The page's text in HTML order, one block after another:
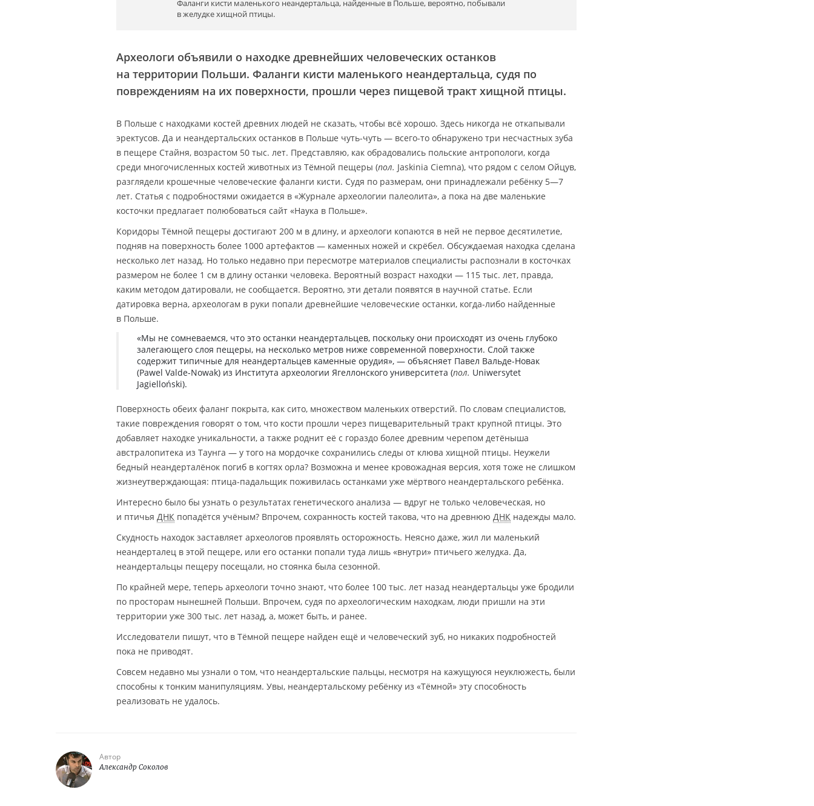
Фаланги кисти маленького неандертальца, найденные в Польше, вероятно, побывали
в желудке хищной птицы.
Археологи объявили о находке древнейших человеческих останков
на территории Польши. Фаланги кисти маленького неандертальца, судя по
повреждениям на их поверхности, прошли через пищевой тракт хищной птицы.
В Польше с находками костей древних людей не сказать, чтобы всё хорошо. Здесь никогда не откапывали
эректусов. Да и неандертальских останков в Польше чуть-чуть — всего-то обнаружено три несчастных зуба
в пещере Стайня, возрастом 50 тыс. лет. Представляю, как обрадовались польские антропологи, когда
среди многочисленных костей животных из Тёмной пещеры (пол. Jaskinia Ciemna), что рядом с селом Ойцув,
разглядели крошечные человеческие фаланги кисти. Судя по размерам, они принадлежали ребёнку 5—7
лет. Статья с подробностями ожидается в «Журнале археологии палеолита», а пока на две маленькие
косточки предлагает полюбоваться сайт «Наука в Польше».
Коридоры Тёмной пещеры достигают 200 м в длину, и археологи копаются в ней не первое десятилетие,
подняв на поверхность более 1000 артефактов — каменных ножей и скрёбел. Обсуждаемая находка сделана
несколько лет назад. Но только недавно при пересмотре материалов специалисты распознали в косточках
размером не более 1 см в длину останки человека. Вероятный возраст находки — 115 тыс. лет, правда,
каким методом датировали, не сообщается. Вероятно, эти детали появятся в научной статье. Если
датировка верна, археологам в руки попали древнейшие человеческие останки, когда-либо найденные
в Польше.
«Мы не сомневаемся, что это останки неандертальцев, поскольку они происходят из очень глубоко
залегающего слоя пещеры, на несколько метров ниже современной поверхности. Слой также
содержит типичные для неандертальцев каменные орудия», — объясняет Павел Вальде-Новак
(Pawel Valde-Nowak) из Института археологии Ягеллонского университета (пол. Uniwersytet
Jagielloński).
Поверхность обеих фаланг покрыта, как сито, множеством маленьких отверстий. По словам специалистов,
такие повреждения говорят о том, что кости прошли через пищеварительный тракт крупной птицы. Это
добавляет находке уникальности, а также роднит её с гораздо более древним черепом детёныша
австралопитека из Таунга — у того на мордочке сохранились следы от клюва хищной птицы. Неужели
бедный неандерталёнок погиб в когтях орла? Возможна и менее кровожадная версия, хотя тоже не слишком
жизнеутверждающая: птица-падальщик поживилась останками уже мёртвого неандертальского ребёнка.
Интересно было бы узнать о результатах генетического анализа — вдруг не только человеческая, но
и птичья ДНК попадётся учёным? Впрочем, сохранность костей такова, что на древнюю ДНК надежды мало.
Скудность находок заставляет археологов проявлять осторожность. Неясно даже, жил ли маленький
неандерталец в этой пещере, или его останки попали туда лишь «внутри» птичьего желудка. Да,
неандертальцы пещеру посещали, но стоянка была сезонной.
По крайней мере, теперь археологи точно знают, что более 100 тыс. лет назад неандертальцы уже бродили
по просторам нынешней Польши. Впрочем, судя по археологическим находкам, люди пришли на эти
территории уже 300 тыс. лет назад, а, может быть, и ранее.
Исследователи пишут, что в Тёмной пещере найден ещё и человеческий зуб, но никаких подробностей
пока не приводят.
Совсем недавно мы узнали о том, что неандертальские пальцы, несмотря на кажущуюся неуклюжесть, были
способны к тонким манипуляциям. Увы, неандертальскому ребёнку из «Тёмной» эту способность
реализовать не удалось.
Автор
Александр Соколов